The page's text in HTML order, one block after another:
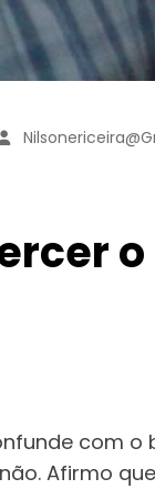
o
com o
Afirmo